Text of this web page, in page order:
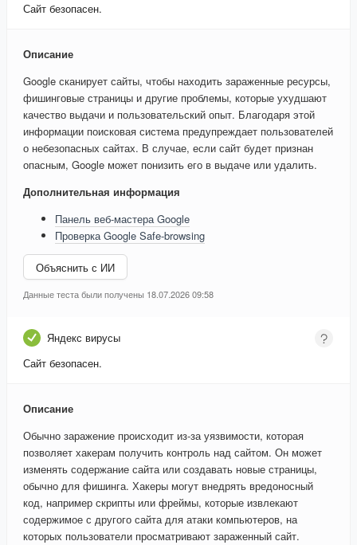
Сайт безопасен.
Описание
Google сканирует сайты, чтобы находить зараженные ресурсы,
фишинговые страницы и другие проблемы, которые ухудшают
качество выдачи и пользовательский опыт. Благодаря этой
информации поисковая система предупреждает пользователей
о небезопасных сайтах. В случае, если сайт будет признан
опасным, Google может понизить его в выдаче или удалить.
Дополнительная информация
Панель веб-мастера Google
Проверка Google Safe-browsing
Объяснить с ИИ
Данные теста были получены 18.07.2026 09:58
Яндекс вирусы
Сайт безопасен.
Описание
Обычно заражение происходит из-за уязвимости, которая
позволяет хакерам получить контроль над сайтом. Он может
изменять содержание сайта или создавать новые страницы,
обычно для фишинга. Хакеры могут внедрять вредоносный
код, например скрипты или фреймы, которые извлекают
содержимое с другого сайта для атаки компьютеров, на
которых пользователи просматривают зараженный сайт.